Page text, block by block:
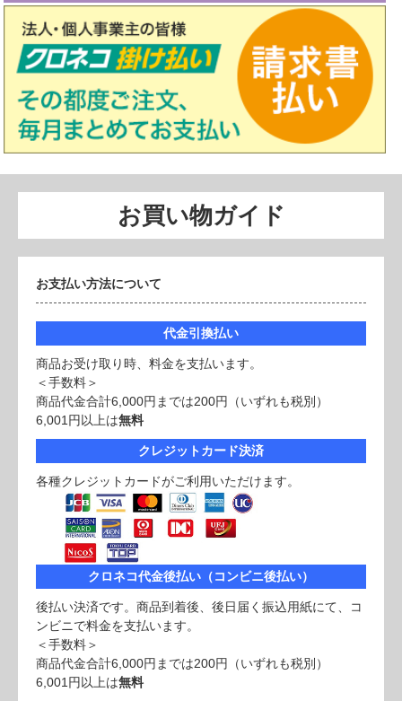
お買い物ガイド
お支払い方法について
代金引換払い
商品お受け取り時、料金を支払います。
＜手数料＞
商品代金合計6,000円までは200円（いずれも税別）
6,001円以上は無料
クレジットカード決済
各種クレジットカードがご利用いただけます。
クロネコ代金後払い（コンビニ後払い）
後払い決済です。商品到着後、後日届く振込用紙にて、コ
ンビニで料金を支払います。
＜手数料＞
商品代金合計6,000円までは200円（いずれも税別）
6,001円以上は無料